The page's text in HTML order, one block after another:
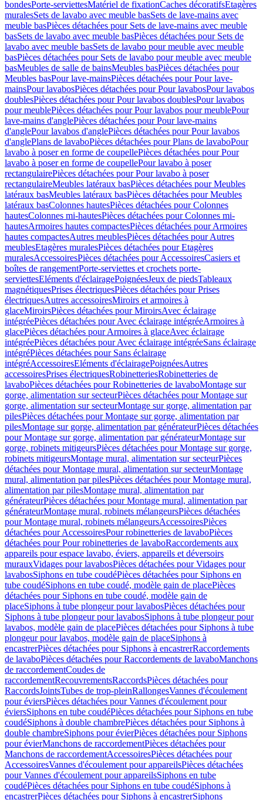
bondesPorte-serviettesMatériel de fixationCaches décoratifsEtagères
muralesSets de lavabo avec meuble basSets de lave-mains avec
meuble basPièces détachées pour Sets de lave-mains avec meuble
basSets de lavabo avec meuble basPièces détachées pour Sets de
lavabo avec meuble basSets de lavabo pour meuble avec meuble
basPièces détachées pour Sets de lavabo pour meuble avec meuble
basMeubles de salle de bainsMeubles basPièces détachées pour
Meubles basPour lave-mainsPièces détachées pour Pour lave-
mainsPour lavabosPièces détachées pour Pour lavabosPour lavabos
doublesPièces détachées pour Pour lavabos doublesPour lavabos
pour meublePièces détachées pour Pour lavabos pour meublePour
lave-mains d'anglePièces détachées pour Pour lave-mains
d'anglePour lavabos d'anglePièces détachées pour Pour lavabos
d'anglePlans de lavaboPièces détachées pour Plans de lavaboPour
lavabo à poser en forme de coupellePièces détachées pour Pour
lavabo à poser en forme de coupellePour lavabo à poser
rectangulairePièces détachées pour Pour lavabo à poser
rectangulaireMeubles latéraux basPièces détachées pour Meubles
latéraux basMeubles latéraux basPièces détachées pour Meubles
latéraux basColonnes hautesPièces détachées pour Colonnes
hautesColonnes mi-hautesPièces détachées pour Colonnes mi-
hautesArmoires hautes compactesPièces détachées pour Armoires
hautes compactesAutres meublesPièces détachées pour Autres
meublesEtagères muralesPièces détachées pour Etagères
muralesAccessoiresPièces détachées pour AccessoiresCasiers et
boîtes de rangementPorte-serviettes et crochets porte-
serviettesEléments d'éclairagePoignéesJeux de piedsTableaux
magnétiquesPrises électriquesPièces détachées pour Prises
électriquesAutres accessoiresMiroirs et armoires à
glaceMiroirsPièces détachées pour MiroirsAvec éclairage
intégréePièces détachées pour Avec éclairage intégréeArmoires à
glacePièces détachées pour Armoires à glaceAvec éclairage
intégréePièces détachées pour Avec éclairage intégréeSans éclairage
intégréPièces détachées pour Sans éclairage
intégréAccessoiresEléments d'éclairagePoignéesAutres
accessoiresPrises électriquesRobinetteriesRobinetteries de
lavaboPièces détachées pour Robinetteries de lavaboMontage sur
gorge, alimentation sur secteurPièces détachées pour Montage sur
gorge, alimentation sur secteurMontage sur gorge, alimentation par
pilesPièces détachées pour Montage sur gorge, alimentation par
pilesMontage sur gorge, alimentation par générateurPièces détachées
pour Montage sur gorge, alimentation par générateurMontage sur
gorge, robinets mitigeursPièces détachées pour Montage sur gorge,
robinets mitigeursMontage mural, alimentation sur secteurPièces
détachées pour Montage mural, alimentation sur secteurMontage
mural, alimentation par pilesPièces détachées pour Montage mural,
alimentation par pilesMontage mural, alimentation par
générateurPièces détachées pour Montage mural, alimentation par
générateurMontage mural, robinets mélangeursPièces détachées
pour Montage mural, robinets mélangeursAccessoiresPièces
détachées pour AccessoiresPour robinetteries de lavaboPièces
détachées pour Pour robinetteries de lavaboRaccordements aux
appareils pour espace lavabo, éviers, appareils et déversoirs
murauxVidages pour lavabosPièces détachées pour Vidages pour
lavabosSiphons en tube coudéPièces détachées pour Siphons en
tube coudéSiphons en tube coudé, modèle gain de placePièces
détachées pour Siphons en tube coudé, modèle gain de
placeSiphons à tube plongeur pour lavabosPièces détachées pour
Siphons à tube plongeur pour lavabosSiphons à tube plongeur pour
lavabos, modèle gain de placePièces détachées pour Siphons à tube
plongeur pour lavabos, modèle gain de placeSiphons à
encastrerPièces détachées pour Siphons à encastrerRaccordements
de lavaboPièces détachées pour Raccordements de lavaboManchons
de raccordementCoudes de
raccordementRecouvrementsRaccordsPièces détachées pour
RaccordsJointsTubes de trop-pleinRallongesVannes d'écoulement
pour éviersPièces détachées pour Vannes d'écoulement pour
éviersSiphons en tube coudéPièces détachées pour Siphons en tube
coudéSiphons à double chambrePièces détachées pour Siphons à
double chambreSiphons pour évierPièces détachées pour Siphons
pour évierManchons de raccordementPièces détachées pour
Manchons de raccordementAccessoiresPièces détachées pour
AccessoiresVannes d'écoulement pour appareilsPièces détachées
pour Vannes d'écoulement pour appareilsSiphons en tube
coudéPièces détachées pour Siphons en tube coudéSiphons à
encastrerPièces détachées pour Siphons à encastrerSiphons